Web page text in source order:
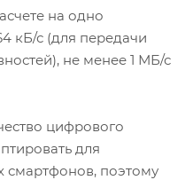
на одно
кБ/с (для передачи
не менее 1 МБ/с
цифрового
для
смартфонов, поэтому